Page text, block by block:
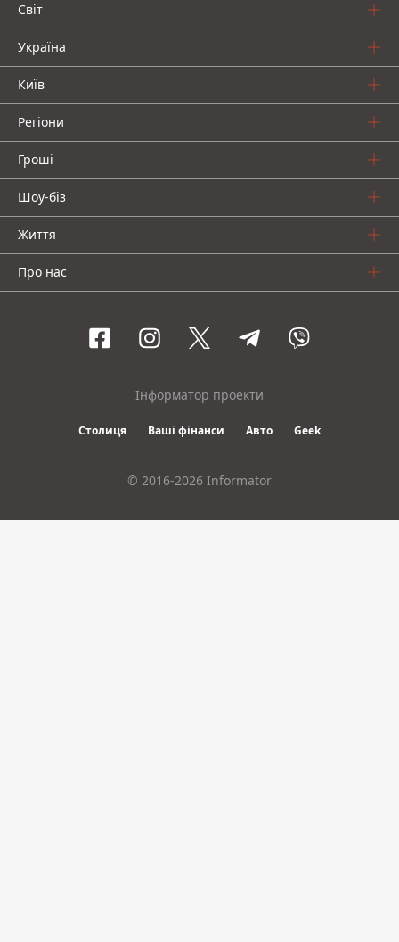
Світ
Україна
Київ
Регіони
Гроші
Шоу-біз
Життя
Про нас
Інформатор проекти
Столиця Ваші фінанси Авто Geek
© 2016-2026 Informator